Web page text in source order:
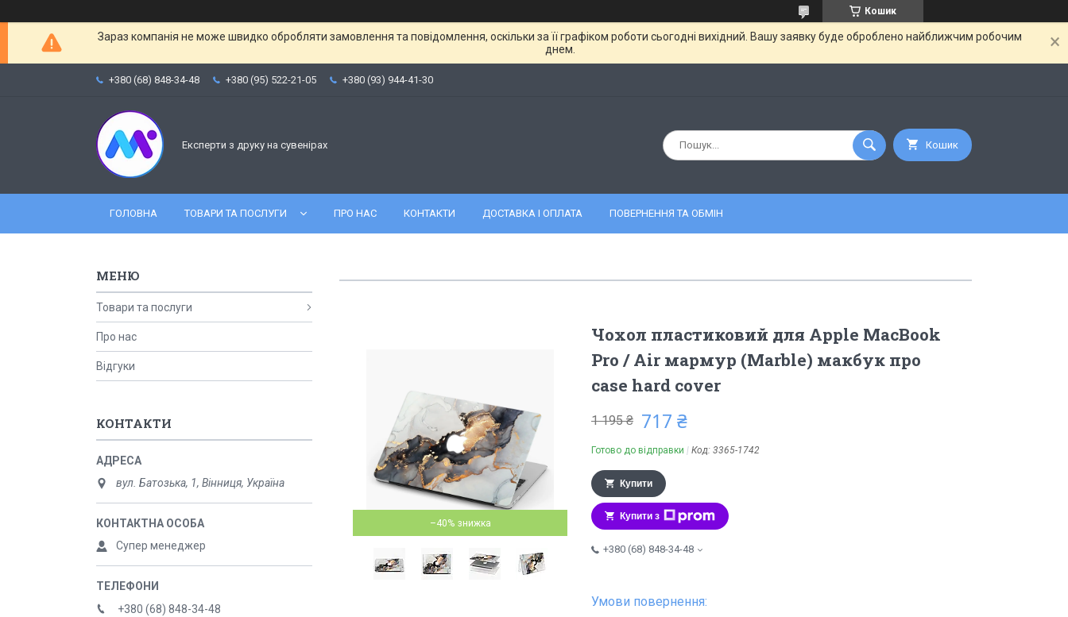
Кошик
Зараз компанія не може швидко обробляти замовлення та повідомлення, оскільки за її графіком роботи сьогодні вихідний. Вашу заявку буде оброблено найближчим робочим
днем.
+380 (68) 848-34-48 +380 (95) 522-21-05 +380 (93) 944-41-30
Експерти з друку на сувенірах Кошик
ГОЛОВНА ТОВАРИ ТА ПОСЛУГИ ПРО НАС КОНТАКТИ ДОСТАВКА І ОПЛАТА ПОВЕРНЕННЯ ТА ОБМІН
–40%
Чохол пластиковий для Apple MacBook
Pro / Air мармур (Marble) макбук про
case hard cover
1 195 ₴ 717 ₴
Готово до відправки Код: 3365-1742
Купити
Купити з
+380 (68) 848-34-48
Товари та послуги
Про нас
Відгуки
КОНТАКТИ
вул. Батозька, 1, Вінниця, Україна
Супер менеджер
+380 (68) 848-34-48